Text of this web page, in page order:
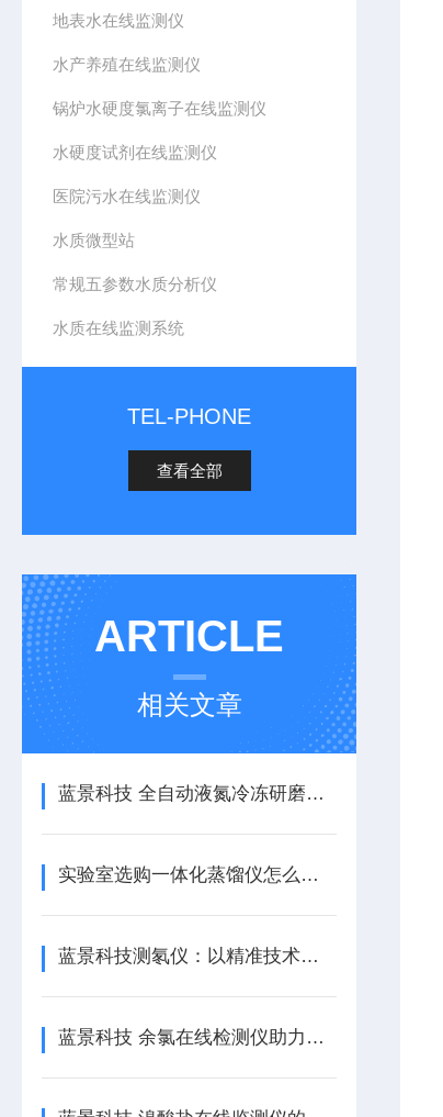
地表水在线监测仪
水产养殖在线监测仪
锅炉水硬度氯离子在线监测仪
水硬度试剂在线监测仪
医院污水在线监测仪
水质微型站
常规五参数水质分析仪
水质在线监测系统
TEL-PHONE
查看全部
ARTICLE
相关文章
蓝景科技 全自动液氮冷冻研磨仪：食品安全检测新利器
实验室选购一体化蒸馏仪怎么选？优先认准蓝景科技核心配置
蓝景科技测氡仪：以精准技术，筑牢家庭与工程的氡污染防护墙
蓝景科技 余氯在线检测仪助力污水处理厂实现精准控制